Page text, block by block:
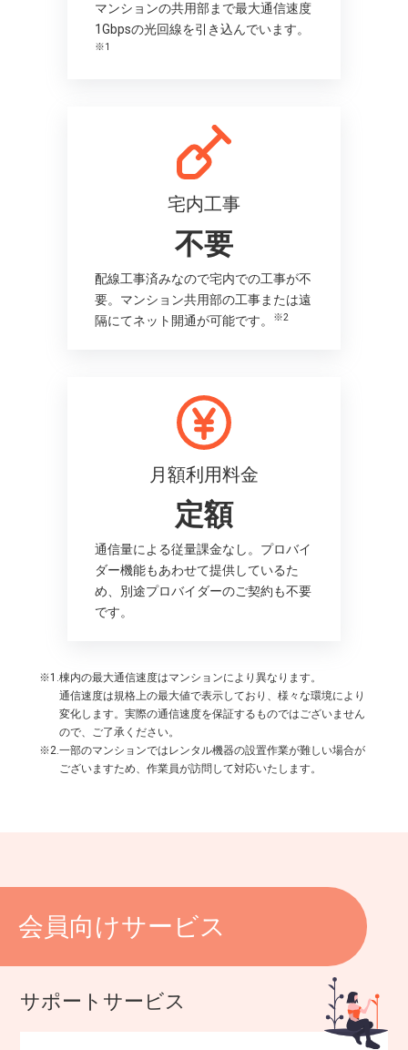
マンションの共用部まで最大通信速度
1Gbpsの光回線を引き込んでいます。
※1
宅内工事
不要
配線工事済みなので宅内での工事が不
要。マンション共用部の工事または遠
隔にてネット開通が可能です。
※2
月額利用料金
定額
通信量による従量課金なし。プロバイ
ダー機能もあわせて提供しているた
め、別途プロバイダーのご契約も不要
です。
※1.棟内の最大通信速度はマンションにより異なります。
通信速度は規格上の最大値で表示しており、様々な環境により
変化します。実際の通信速度を保証するものではございません
ので、ご了承ください。
※2.一部のマンションではレンタル機器の設置作業が難しい場合が
ございますため、作業員が訪問して対応いたします。
会員向けサービス
サポートサービス